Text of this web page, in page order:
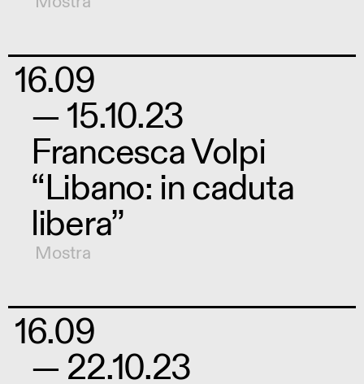
16.09
— 15.10.23
Francesca Volpi
“Libano: in caduta
libera”
Mostra
16.09
— 22.10.23